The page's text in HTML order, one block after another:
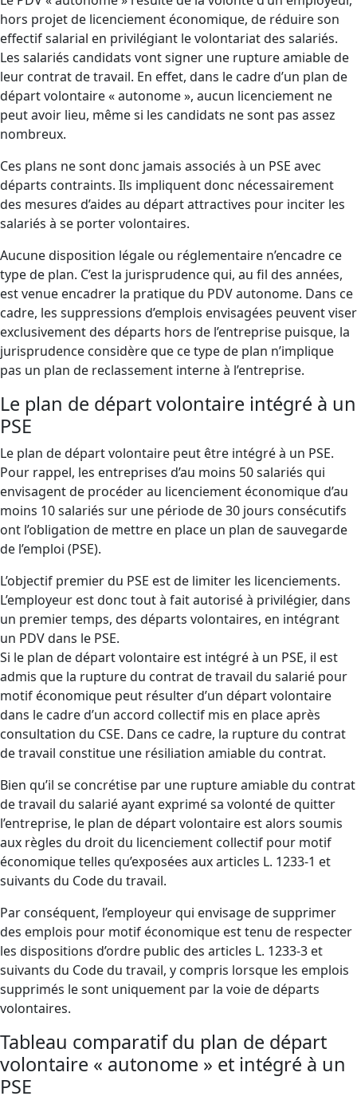
hors projet de licenciement économique, de réduire son
effectif salarial en privilégiant le volontariat des salariés.
Les salariés candidats vont signer une rupture amiable de
leur contrat de travail. En effet, dans le cadre d’un plan de
départ volontaire « autonome », aucun licenciement ne
peut avoir lieu, même si les candidats ne sont pas assez
nombreux.
Ces plans ne sont donc jamais associés à un PSE avec
départs contraints. Ils impliquent donc nécessairement
des mesures d’aides au départ attractives pour inciter les
salariés à se porter volontaires.
Aucune disposition légale ou réglementaire n’encadre ce
type de plan. C’est la jurisprudence qui, au fil des années,
est venue encadrer la pratique du PDV autonome. Dans ce
cadre, les suppressions d’emplois envisagées peuvent viser
exclusivement des départs hors de l’entreprise puisque, la
jurisprudence considère que ce type de plan n’implique
pas un plan de reclassement interne à l’entreprise.
Le plan de départ volontaire intégré à un
PSE
Le plan de départ volontaire peut être intégré à un PSE.
Pour rappel, les entreprises d’au moins 50 salariés qui
envisagent de procéder au licenciement économique d’au
moins 10 salariés sur une période de 30 jours consécutifs
ont l’obligation de mettre en place un plan de sauvegarde
de l’emploi (PSE).
L’objectif premier du PSE est de limiter les licenciements.
L’employeur est donc tout à fait autorisé à privilégier, dans
un premier temps, des départs volontaires, en intégrant
un PDV dans le PSE.
Si le plan de départ volontaire est intégré à un PSE, il est
admis que la rupture du contrat de travail du salarié pour
motif économique peut résulter d’un départ volontaire
dans le cadre d’un accord collectif mis en place après
consultation du CSE. Dans ce cadre, la rupture du contrat
de travail constitue une résiliation amiable du contrat.
Bien qu’il se concrétise par une rupture amiable du contrat
de travail du salarié ayant exprimé sa volonté de quitter
l’entreprise, le plan de départ volontaire est alors soumis
aux règles du droit du licenciement collectif pour motif
économique telles qu’exposées aux articles L. 1233-1 et
suivants du Code du travail.
Par conséquent, l’employeur qui envisage de supprimer
des emplois pour motif économique est tenu de respecter
les dispositions d’ordre public des articles L. 1233-3 et
suivants du Code du travail, y compris lorsque les emplois
supprimés le sont uniquement par la voie de départs
volontaires.
Tableau comparatif du plan de départ
volontaire « autonome » et intégré à un
PSE